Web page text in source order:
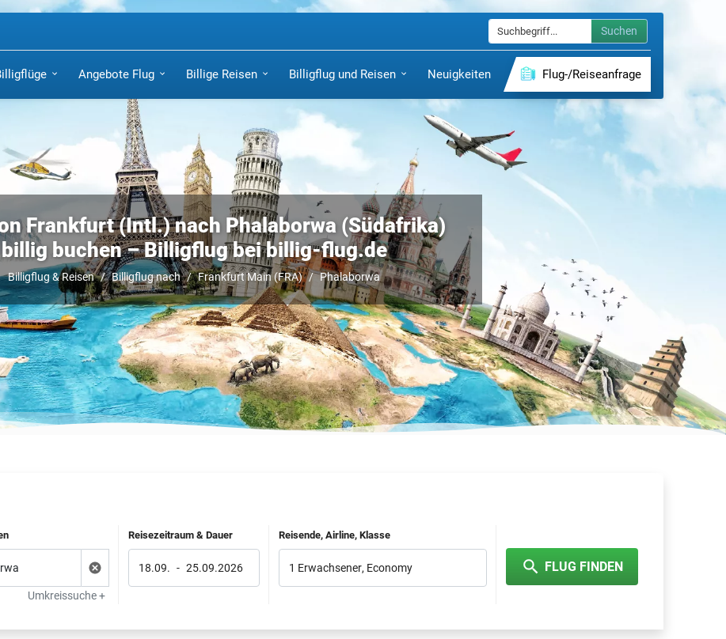
Suchen
Angebote Flug Billige Reisen Billigflug und Reisen Neuigkeiten Flug-/Reiseanfrage
Frankfurt (Intl.) nach Phalaborwa (Südafrika)
billig buchen – Billigflug bei billig-flug.de
Billigflug & Reisen Billigflug nach Frankfurt Main (FRA) Phalaborwa
Umkreissuche +
Reisezeitraum & Dauer
18.09. - 25.09.2026
Reisende, Airline, Klasse
1 Erwachsener, Economy FLUG FINDEN